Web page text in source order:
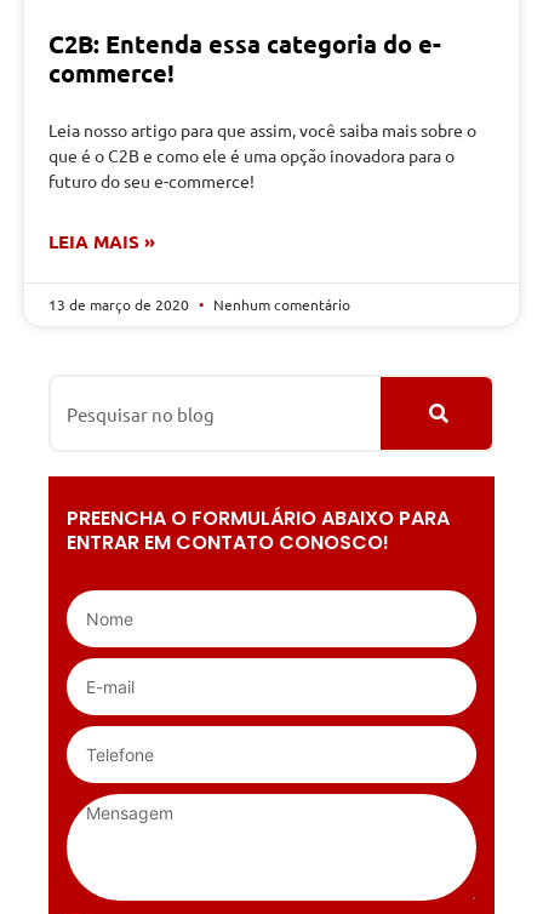
C2B: Entenda essa categoria do e-
commerce!
Leia nosso artigo para que assim, você saiba mais sobre o
que é o C2B e como ele é uma opção inovadora para o
futuro do seu e-commerce!
LEIA MAIS »
13 de março de 2020 Nenhum comentário
PREENCHA O FORMULÁRIO ABAIXO PARA
ENTRAR EM CONTATO CONOSCO!